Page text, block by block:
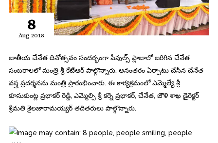
8
Aug 2018
జాతీయ చేనేత దినోత్సవం సందర్భంగా పీపుల్స్ ప్లాజాలో జరిగిన చేనేత
సంబరాలలో మంత్రి శ్రీ కేటీఆర్ పాల్గొన్నారు. అనంతరం ఏర్పాటు చేసిన చేనేత
వస్త్ర ప్రదర్శనను మంత్రి ప్రారంభించారు. ఈ కార్యక్రమంలో ఎమ్మెల్యే శ్రీ
కూసుకుంట్ల ప్రభాకర్ రెడ్డి, ఎమ్మెల్సి శ్రీ కర్నె ప్రభాకర్, చేనేత, జౌళి శాఖ డైరెక్టర్
శ్రీమతి శైలజారామయ్యర్ తదితరులు పాల్గొన్నారు.